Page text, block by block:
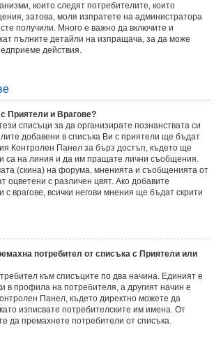
които следят потребителите, които
затова, моля изпратете на администратора
получили. Много е важно да включите и
пълните детайли на изпращача, за да може
действия.
Приятели и Врагове?
списъци за да организирате познанствата си
добавени в списъка Ви с приятели ще бъдат
Контролен Панел за бърз достъп, където ще
са на линия и да им пращате лични съобщения.
(скина) на форума, мненията и съобщенията от
оцветени с различен цвят. Ако добавите
с врагове, всички негови мнения ще бъдат скрити
потребител от списъка с Приятели или
към списъците по два начина. Единият е
в профила на потребителя, а другият начин е
Панел, където директно можете да
изписвате потребителските им имена. От
да премахнете потребители от списъка.